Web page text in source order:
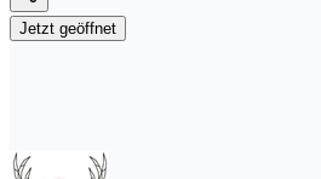
Jetzt geöffnet